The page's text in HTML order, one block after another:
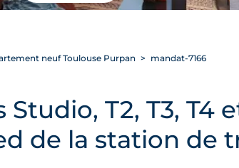
neuf Toulouse Purpan mandat-7166
T2, T3, T4
de la station de